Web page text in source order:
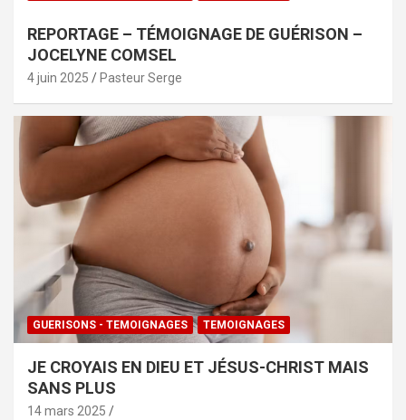
REPORTAGE – TÉMOIGNAGE DE GUÉRISON –
JOCELYNE COMSEL
4 juin 2025 Pasteur Serge
GUERISONS - TEMOIGNAGES TEMOIGNAGES
JE CROYAIS EN DIEU ET JÉSUS-CHRIST MAIS
SANS PLUS
14 mars 2025